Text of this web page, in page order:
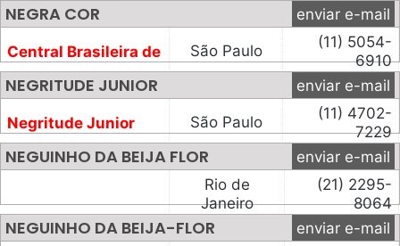
NEGRA COR enviar e-mail
Central Brasileira de
MKT.
São Paulo
(11) 5054-
6910
NEGRITUDE JUNIOR enviar e-mail
Negritude Junior
Prods.
São Paulo
(11) 4702-
7229
NEGUINHO DA BEIJA FLOR
enviar e-mail
Rio de
Janeiro
(21) 2295-
8064
NEGUINHO DA BEIJA-FLOR
enviar e-mail